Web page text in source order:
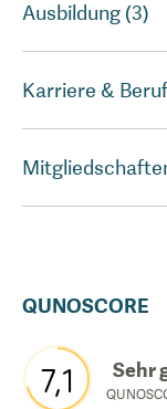
Ausbildung (3)
Karriere &
QUNOSCORE
7,1 Sehr